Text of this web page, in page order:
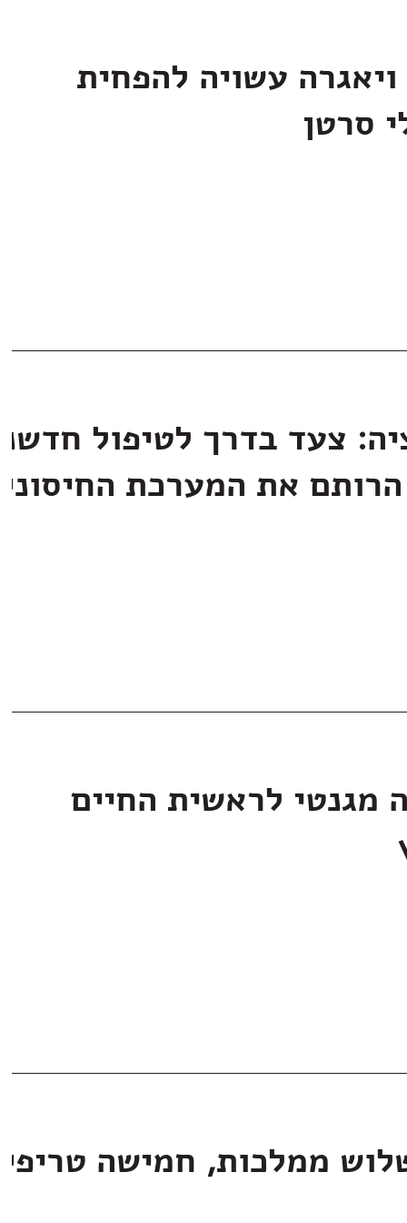
עשויה להפחית
סרטן
צעד בדרך לטיפול
את המערכת
מגנטי לראשית החיים
ממלכות, חמישה